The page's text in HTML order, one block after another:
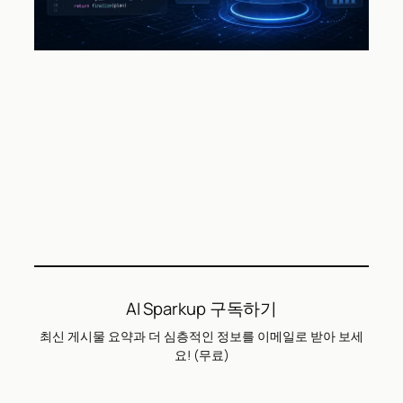
AI Sparkup 구독하기
최신 게시물 요약과 더 심층적인 정보를 이메일로 받아 보세
요! (무료)